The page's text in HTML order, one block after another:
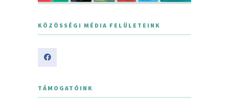
KÖZÖSSÉGI MÉDIA FELÜLETEINK
TÁMOGATÓINK